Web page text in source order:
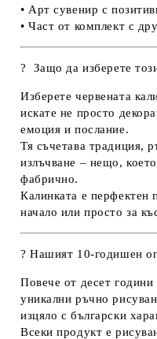
• Арт сувенир с
• Част от комплект с
? Защо да изберете
Изберетечервената
искате не просто
емоция и послание.
Тя съчетава традиция,
излъчване – нещо,
фабрично.
Калинката е перфектен
начало или просто за
? Нашият 10-годишен
Повече от десет години
уникални ръчно
изцяло с български
Всеки продукт е